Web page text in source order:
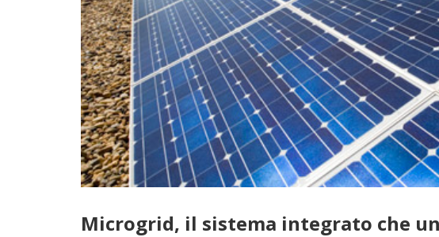
Microgrid, il sistema integrato che